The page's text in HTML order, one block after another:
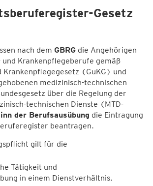
Gesetz
nach dem GBRG die Angehörigen
und Krankenpflegeberufe gemäß
Krankenpflegegesetz (GuKG) und
medizinisch-technischen
über die Regelung der
technischen Dienste (MTD-
der Berufsausübung die Eintragung
beantragen.
gilt für die
Tätigkeit und
in einem Dienstverhältnis.